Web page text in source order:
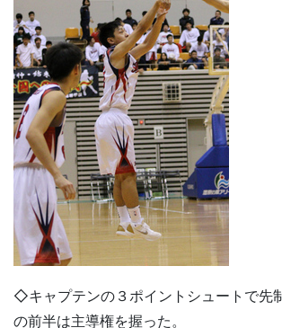
◇キャプテンの３ポイントシュートで先
の前半は主導権を握った。